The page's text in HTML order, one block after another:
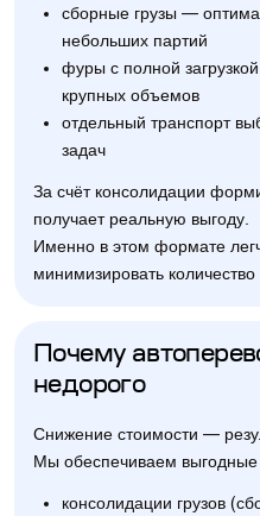
сборные грузы —
небольших партий
фуры с полной
крупных объемов
отдельный транспорт
задач
За счёт консолидации
получает реальную выгоду.
Именно в этом формате
минимизировать количество
Почему
недорого
Снижение стоимости —
Мы обеспечиваем выгодные
консолидации грузов